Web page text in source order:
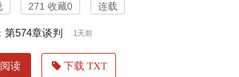
271 收藏0 连载
第574章谈判 1天前
读 下载 TXT